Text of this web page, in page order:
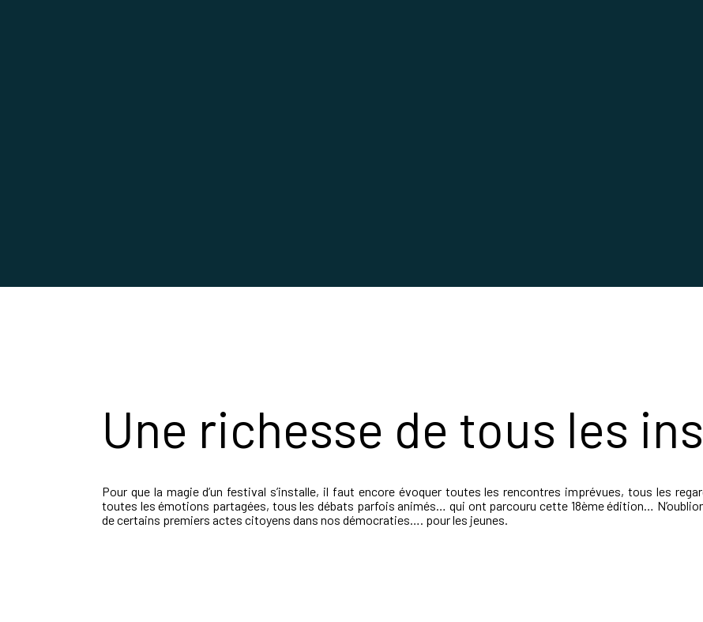
Une richesse de tous les
Pour que la magie d’un festival s’installe, il faut encore évoquer toutes les rencontres imprévues, tous les
toutes les émotions partagées, tous les débats parfois animés… qui ont parcouru cette 18ème édition… N’oublions
de certains premiers actes citoyens dans nos démocraties…. pour les jeunes.